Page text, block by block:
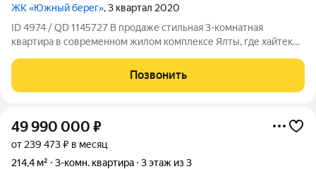
ЖК «Южный берег», 3 квартал 2020
ID 4974 / QD 1145727 В продаже стильная 3-комнатная
квартира в современном жилом комплексе Ялты, где хайтек
в новом, технологичном доме с дизайном в стиле хайтек:
светлые тона, чёткие линии,
Позвонить
49 990 000 ₽
от 239 473 ₽ в месяц
214,4 м²
3-комн. квартира 3 этаж из 3